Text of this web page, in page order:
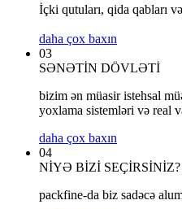
İçki qutuları, qida qabları
daha çox baxın
03
SƏNƏTİN DÖVLƏTİ
bizim ən müasir istehsal
yoxlama sistemləri və real
daha çox baxın
04
NİYƏ BİZİ SEÇİRSİNİZ?
packfine-da biz sadəcə